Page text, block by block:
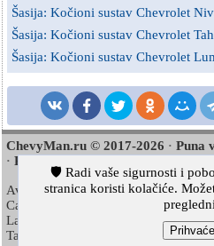
Šasija: Kočioni sustav Chevrolet
Šasija: Kočioni sustav Chevrolet
Šasija: Kočioni sustav Chevrolet
ChevyMan.ru © 2017-2026 · Puna
· Pretraživanje stranice
Aveo 2003-2008·Aveo2006-2011·
Captiva 2008-2016
Lanos 2002-2016·
Tahoe Lumina 11989-
🛡️ Radi vaše sigurnosti i
stranica koristi kolačiće.